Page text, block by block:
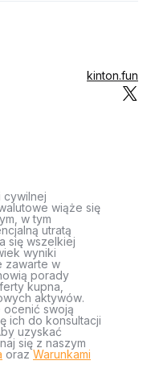
kinton.fun
cywilnej
wiąże się
w tym
utratą
się wszelkiej
wyniki
zawarte w
porady
kupna,
aktywów.
ocenić swoją
ich do konsultacji
uzyskać
się z naszym
orazWarunkami